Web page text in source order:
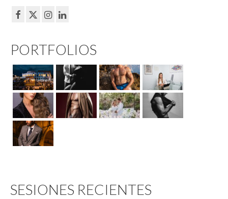
PORTFOLIOS
SESIONES RECIENTES